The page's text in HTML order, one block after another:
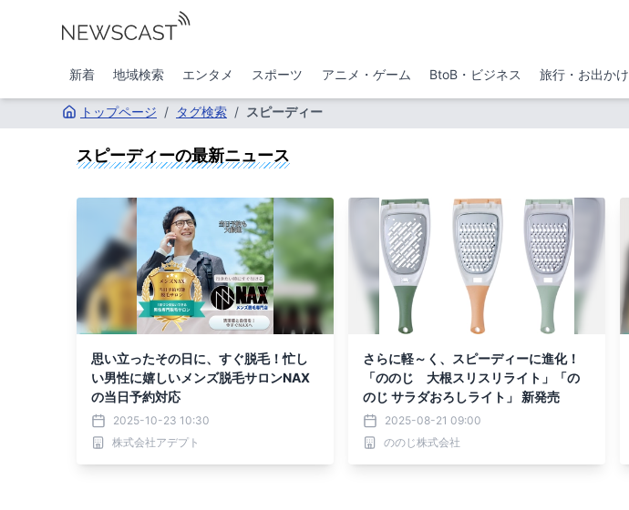
新着 地域検索 エンタメ スポーツ アニメ・ゲーム BtoB・ビジネス 旅行・お出かけ
トップページ / タグ検索 / スピーディー
スピーディーの最新ニュース
思い立ったその日に、すぐ脱毛！忙し
い男性に嬉しいメンズ脱毛サロンNAX
の当日予約対応
2025-10-23 10:30
株式会社アデプト
さらに軽～く、スピーディーに進化！
「ののじ 大根スリスリライト」「の
のじ サラダおろしライト」 新発売
2025-08-21 09:00
ののじ株式会社